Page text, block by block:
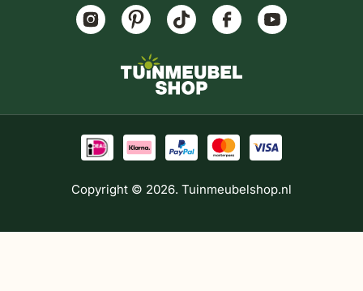
Copyright © 2026. Tuinmeubelshop.nl